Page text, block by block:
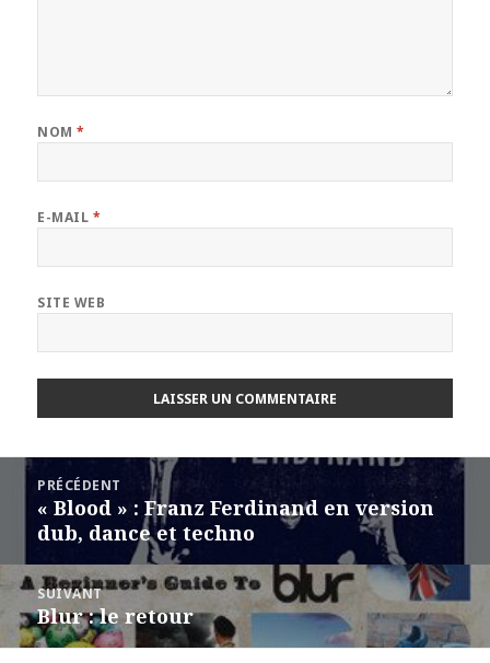
NOM*
E-MAIL *
SITE WEB
Navigation
l’article
PRÉCÉDENT
Article
précédent :
« Blood » : Franz Ferdinand en version
dub, dance et techno
SUIVANT
Article
suivant :
Blur : le retour